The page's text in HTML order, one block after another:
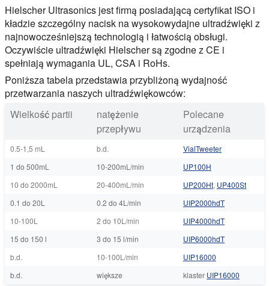
Hielscher Ultrasonics jest firmą posiadającą certyfikat ISO i
kładzie szczególny nacisk na wysokowydajne ultradźwięki z
najnowocześniejszą technologią i łatwością obsługi.
Oczywiście ultradźwięki Hielscher są zgodne z CE i
spełniają wymagania UL, CSA i RoHs.
Poniższa tabela przedstawia przybliżoną wydajność
przetwarzania naszych ultradźwiękowców:
Wielkość partii
natężenie
przepływu
Polecane
urządzenia
0.5-1,5 mL b.d.
VialTweeter
1 do 500mL
10-200mL/min
UP100H
10 do 2000mL
20-400mL/min UP200Ht, UP400St
0.1 do 20L
0.2 do 4L/min
UIP2000hdT
10-100L
2 do 10L/min
UIP4000hdT
15 do 150 l
3 do 15 l/min
UIP6000hdT
b.d.
10-100L/min
UIP16000
b.d.
większe klaster UIP16000